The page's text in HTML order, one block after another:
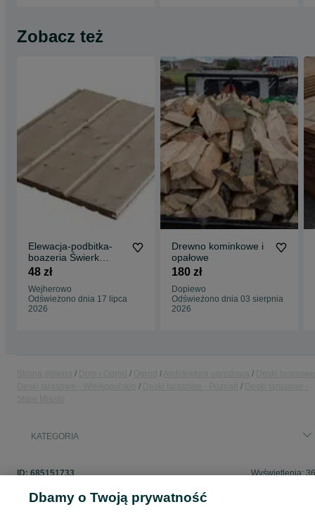
Zobacz też
Elewacja-podbitka-
boazeria Świerk
Skandynawski
5500mm
48 zł
Wejherowo
Odświeżono dnia 17 lipca
2026
Drewno kominkowe i
opałowe
180 zł
Dopiewo
Odświeżono dnia 03 sierpnia
2026
KATEGORIA
ID:685151733 Wyświetlenia:
Dbamy o Twoją prywatność